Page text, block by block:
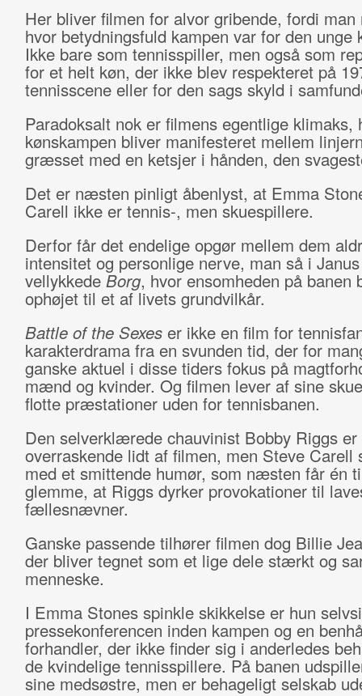
Her bliver filmen for alvor gribende, fordi
hvor betydningsfuld kampen var for den unge
Ikke bare som tennisspiller, men også som
for et helt køn, der ikke blev respekteret på
tennisscene eller for den sags skyld i
Paradoksalt nok er filmens egentlige klimaks,
kønskampen bliver manifesteret mellem
græsset med en ketsjer i hånden, den
Det er næsten pinligt åbenlyst, at Emma
Carell ikke er tennis-, men skuespillere.
Derfor får det endelige opgør mellem dem
intensitet og personlige nerve, man så i Janus
vellykkede Borg, hvor ensomheden på banen
ophøjet til et af livets grundvilkår.
Battle of the Sexes er ikke en film for
karakterdrama fra en svunden tid, der for
ganske aktuel i disse tiders fokus på
mænd og kvinder. Og filmen lever af sine
flotte præstationer uden for tennisbanen.
Den selverklærede chauvinist Bobby Riggs er
overraskende lidt af filmen, men Steve Carell
med et smittende humør, som næsten får én
glemme, at Riggs dyrker provokationer til
fællesnævner.
Ganske passende tilhører filmen dog Billie
der bliver tegnet som et lige dele stærkt og
menneske.
I Emma Stones spinkle skikkelse er hun
pressekonferencen inden kampen og en
forhandler, der ikke finder sig i anderledes
de kvindelige tennisspillere. På banen
sine medsøstre, men er behageligt selskab